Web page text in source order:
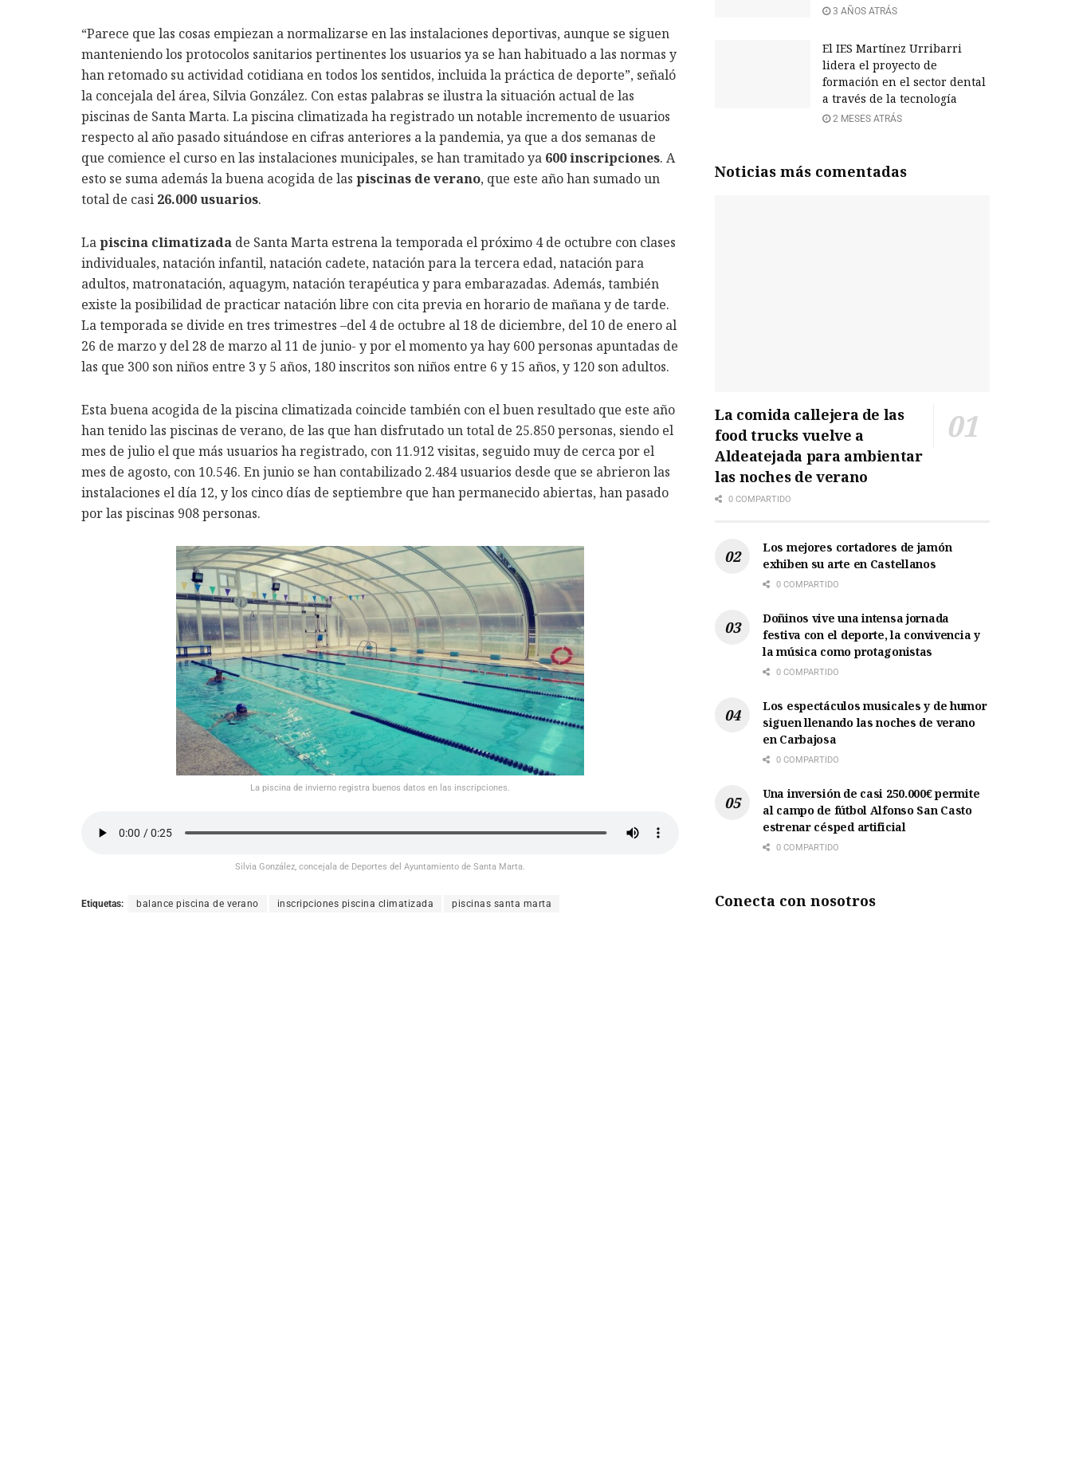
“Parece que las cosas empiezan a normalizarse en las instalaciones deportivas, aunque se siguen
manteniendo los protocolos sanitarios pertinentes los usuarios ya se han habituado a las normas y
han retomado su actividad cotidiana en todos los sentidos, incluida la práctica de deporte”, señaló
la concejala del área, Silvia González. Con estas palabras se ilustra la situación actual de las
piscinas de Santa Marta. La piscina climatizada ha registrado un notable incremento de usuarios
respecto al año pasado situándose en cifras anteriores a la pandemia, ya que a dos semanas de
que comience el curso en las instalaciones municipales, se han tramitado ya 600 inscripciones. A
esto se suma además la buena acogida de las piscinas de verano, que este año han sumado un
total de casi 26.000 usuarios.
Lapiscina climatizada de Santa Marta estrena la temporada el próximo 4 de octubre con clases
individuales, natación infantil, natación cadete, natación para la tercera edad, natación para
adultos, matronatación, aquagym, natación terapéutica y para embarazadas. Además, también
existe la posibilidad de practicar natación libre con cita previa en horario de mañana y de tarde.
La temporada se divide en tres trimestres –del 4 de octubre al 18 de diciembre, del 10 de enero al
26 de marzo y del 28 de marzo al 11 de junio- y por el momento ya hay 600 personas apuntadas de
las que 300 son niños entre 3 y 5 años, 180 inscritos son niños entre 6 y 15 años, y 120 son adultos.
Esta buena acogida de la piscina climatizada coincide también con el buen resultado que este año
han tenido las piscinas de verano, de las que han disfrutado un total de 25.850 personas, siendo el
mes de julio el que más usuarios ha registrado, con 11.912 visitas, seguido muy de cerca por el
mes de agosto, con 10.546. En junio se han contabilizado 2.484 usuarios desde que se abrieron las
instalaciones el día 12, y los cinco días de septiembre que han permanecido abiertas, han pasado
por las piscinas 908 personas.
La piscina de invierno registra buenos datos en las inscripciones.
Silvia González, concejala de Deportes del Ayuntamiento de Santa Marta.
Etiquetas: balance piscina de verano inscripciones piscina climatizada piscinas santa marta
3 AÑOS ATRÁS
El IES Martínez Urribarri
lidera el proyecto de
formación en el sector dental
a través de la tecnología
2 MESES ATRÁS
Noticias más comentadas
La comida callejera de las
food trucks vuelve a
Aldeatejada para ambientar
las noches de verano
0 COMPARTIDO
Los mejores cortadores de jamón
exhiben su arte en Castellanos
0 COMPARTIDO
Doñinos vive una intensa jornada
festiva con el deporte, la convivencia y
la música como protagonistas
0 COMPARTIDO
Los espectáculos musicales y de humor
siguen llenando las noches de verano
en Carbajosa
0 COMPARTIDO
Una inversión de casi 250.000€ permite
al campo de fútbol Alfonso San Casto
estrenar césped artificial
0 COMPARTIDO
Conecta con nosotros